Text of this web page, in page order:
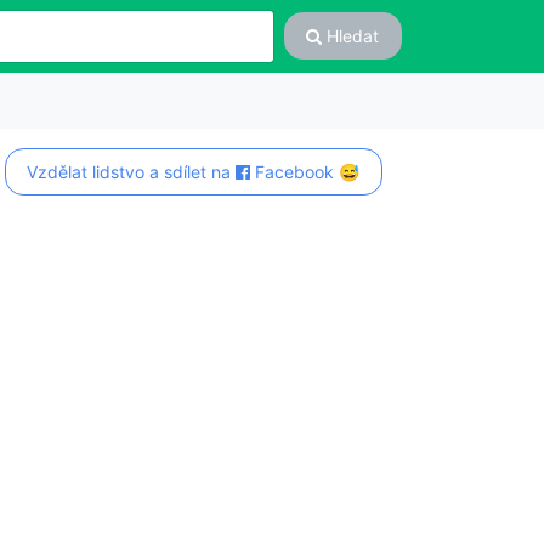
Hledat
Vzdělat lidstvo a sdílet na Facebook 😅